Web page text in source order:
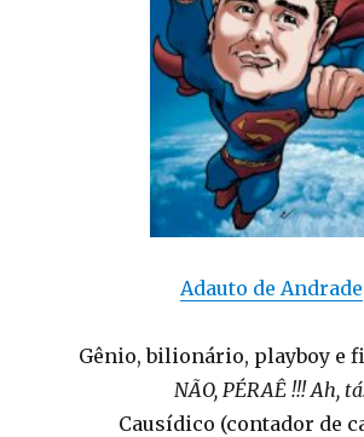
Adauto de Andrade
Gênio, bilionário, playboy e
NÃO, PÉRAÊ !!! Ah,
Causídico (contador de